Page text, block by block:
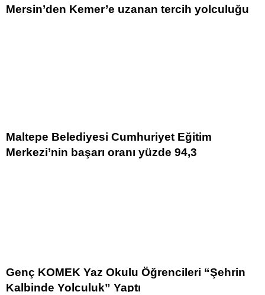
Mersin’den Kemer’e uzanan tercih yolculuğu
Maltepe Belediyesi Cumhuriyet Eğitim
Merkezi’nin başarı oranı yüzde 94,3
Genç KOMEK Yaz Okulu Öğrencileri “Şehrin
Kalbinde Yolculuk” Yaptı